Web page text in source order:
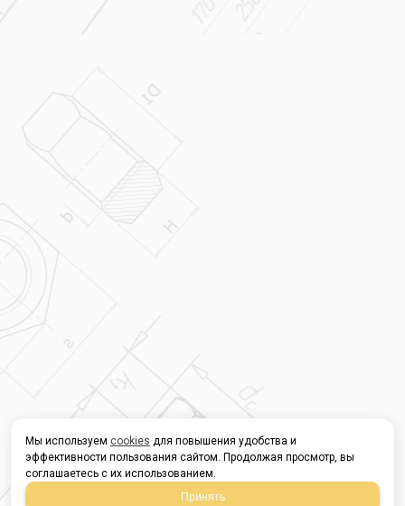
Мы используем cookies для повышения удобства и
эффективности пользования сайтом. Продолжая просмотр, вы
соглашаетесь с их использованием.
Принять